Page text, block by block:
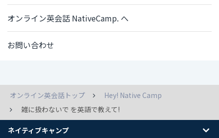
オンライン英会話 NativeCamp. へ
お問い合わせ
オンライン英会話トップ
Hey! Native Camp
雑に扱わないで を英語で教えて!
ネイティブキャンプ